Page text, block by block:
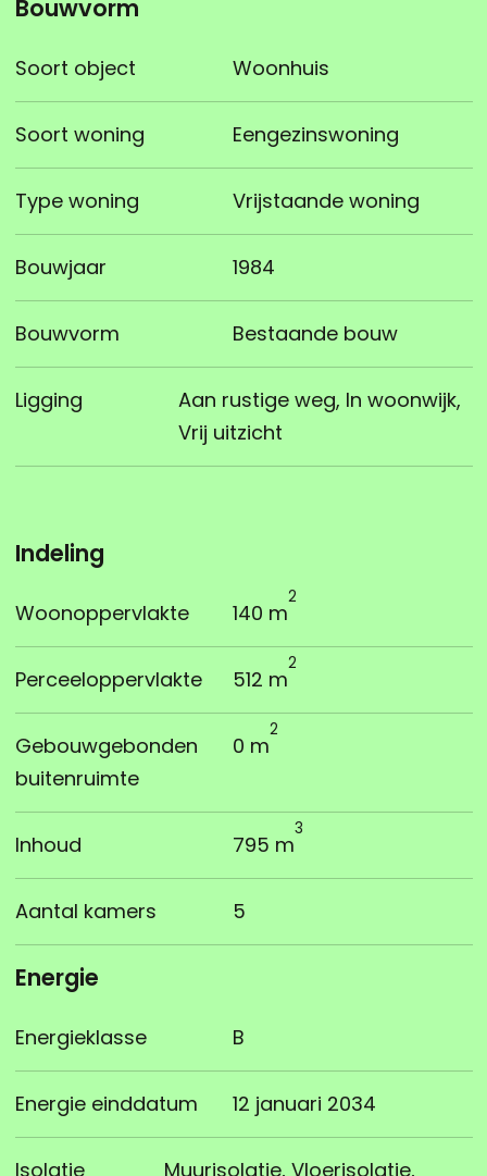
Bouwvorm
Soort object Woonhuis
Soort woning Eengezinswoning
Type woning Vrijstaande woning
Bouwjaar 1984
Bouwvorm Bestaande bouw
Ligging
Aan rustige weg, In woonwijk,
Vrij uitzicht
Indeling
Woonoppervlakte 140 m
2
Perceeloppervlakte 512 m
2
Gebouwgebonden
buitenruimte
0 m
2
Inhoud 795 m
3
Aantal kamers 5
Energie
Energieklasse B
Energie einddatum 12 januari 2034
Isolatie
Muurisolatie, Vloerisolatie,